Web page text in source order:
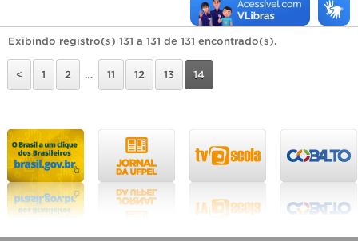
Exibindo registro(s) 131 a 131 de 131 encontrado(s).
< 1 2 … 11 12 13 14